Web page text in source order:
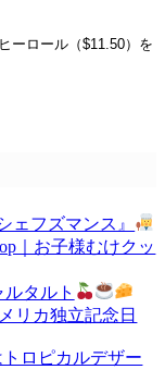
ーロール（$11.50）を
ェフズマンス』
｜お子様むけクッ
ルタルト
リカ独立記念日
トロピカルデザー